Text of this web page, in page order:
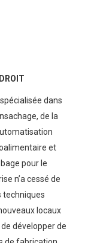
dans
de la
et
pour le
n’a cessé de
techniques
locaux
développer de